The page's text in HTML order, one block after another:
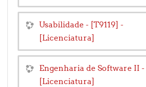
Usabilidade - [T9119] -
[Licenciatura]
Engenharia de Software II -
[Licenciatura]